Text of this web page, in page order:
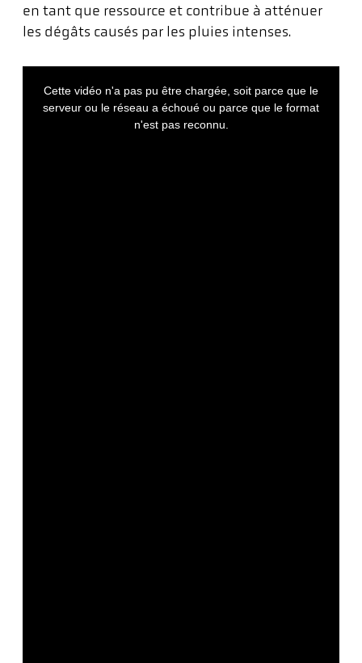
en tant que ressource et contribue à atténuer
les dégâts causés par les pluies intenses.
Cette vidéo n'a pas pu être chargée, soit parce que le
serveur ou le réseau a échoué ou parce que le format
n'est pas reconnu.